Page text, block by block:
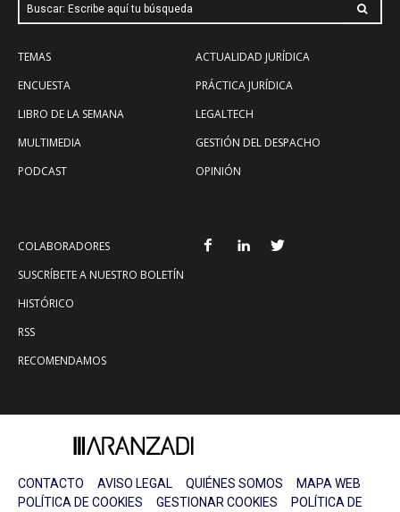
Buscar: Escribe aquí tu búsqueda
TEMAS
ENCUESTA
LIBRO DE LA SEMANA
MULTIMEDIA
PODCAST
ACTUALIDAD JURÍDICA
PRÁCTICA JURÍDICA
LEGALTECH
GESTIÓN DEL DESPACHO
OPINIÓN
COLABORADORES
SUSCRÍBETE A NUESTRO BOLETÍN
HISTÓRICO
RSS
RECOMENDAMOS
CONTACTO AVISO LEGAL QUIÉNES SOMOS
MAPA WEB
POLÍTICA DE COOKIES
GESTIONAR COOKIES POLÍTICA DE